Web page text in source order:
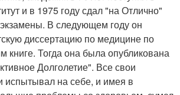
и в 1975 году сдал "на Отлично"
В следующем году он
диссертацию по медицине по
книге. Тогда она была опубликована
Долголетие". Все свои
испытывал на себе, и имея в